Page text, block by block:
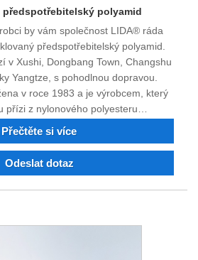
předspotřebitelský polyamid
by vám společnost LIDA® ráda
předspotřebitelský polyamid.
v Xushi, Dongbang Town, Changshu
Yangtze, s pohodlnou dopravou.
v roce 1983 a je výrobcem, který
přízi z nylonového polyesteru
6, nylonu 66, jemného
nylonové průmyslové vlákno, příze
vybavení, kompletní testovací
výrobků, dobrou pověst a má právo
Přečtěte si více
Odeslat dotaz